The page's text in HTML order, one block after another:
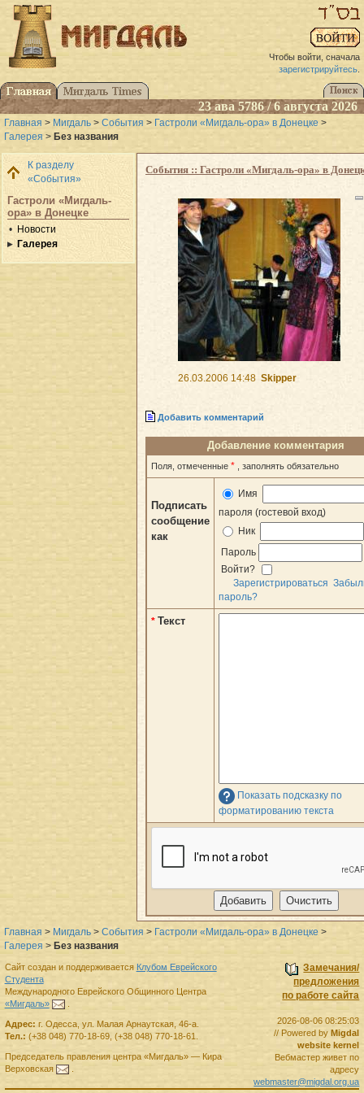
Чтобы войти, сначала
зарегистрируйтесь.
23 ава 5786 / 6 августа 2026
Главная > Мигдаль > События > Гастроли «Мигдаль-ора» в Донецке >
Галерея > Без названия
К разделу
«События»
Гастроли «Мигдаль-
ора» в Донецке
Новости
Галерея
События :: Гастроли «Мигдаль-ора» в
26.03.2006 14:48 Skipper
Добавить комментарий
Добавление комментария
Поля, отмеченные * , заполнять обязательно
Подписать
сообщение
как
Имя
пароля (гостевой вход)
Ник
Пароль
Войти?
Зарегистрироваться
пароль?
* Текст
Показать подсказку по
форматированию текста
Главная > Мигдаль > События > Гастроли «Мигдаль-ора» в Донецке >
Галерея > Без названия
Замечания/
предложения
по работе сайта
2026-08-06 08:25:03
// Powered byMigdal
website kernel
Вебмастер живет по
адресу
webmaster@migdal.org.ua
Сайт создан и поддерживается Клубом Еврейского
Студента
Международного Еврейского Общинного Центра
«Мигдаль»
.
Адрес: г. Одесса, ул. Малая Арнаутская, 46-а.
Тел.: (+38 048) 770-18-69, (+38 048) 770-18-61
Председатель правленияцентра «Мигдаль»— Кира
Верховская
.